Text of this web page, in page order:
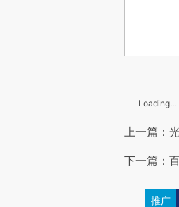
Loading...
上一篇：
下一篇：
推广